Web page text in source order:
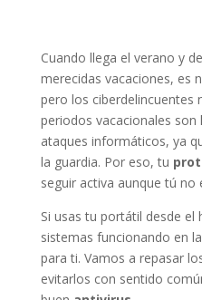
Cuando llega el verano y
merecidas vacaciones, es
pero los ciberdelincuentes
periodos vacacionales
ataques informáticos, ya
la guardia. Por eso, tu
seguir activa aunque tú
Si usas tu portátil desde el
sistemas funcionando en
para ti. Vamos a repasar
evitarlos con sentido